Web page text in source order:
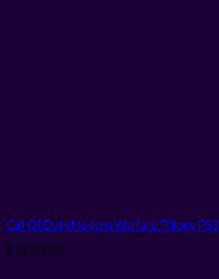
Call Of Duty Modern Warfare Trilogy PS3
$ 12.000,00